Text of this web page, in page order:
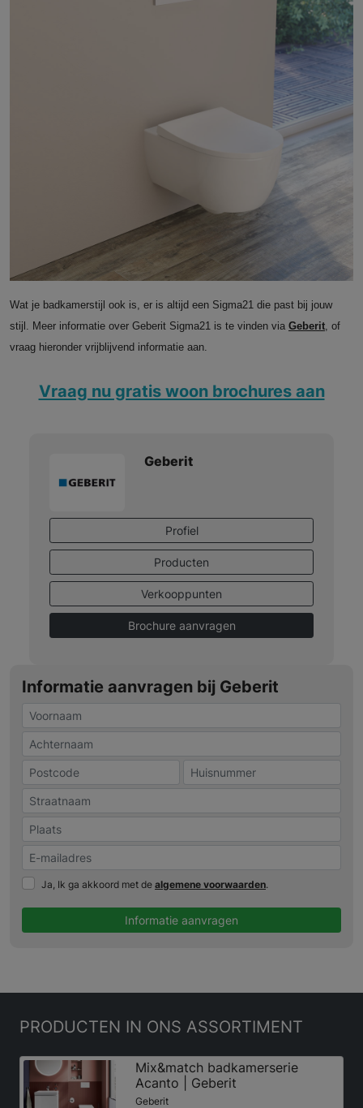
Wat je badkamerstijl ook is, er is altijd een Sigma21 die past bij jouw
stijl. Meer informatie over Geberit Sigma21 is te vinden via Geberit , of
vraag hieronder vrijblijvend informatie aan.
Vraag nu gratis woon brochures aan
Geberit
Profiel
Producten
Verkooppunten
Brochure aanvragen
Informatie aanvragen bij Geberit
Ja, Ik ga akkoord met de algemene voorwaarden.
Informatie aanvragen
PRODUCTEN IN ONS ASSORTIMENT
Mix&match badkamerserie
Acanto | Geberit
Geberit